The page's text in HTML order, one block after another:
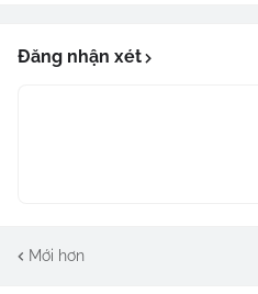
Đăng nhận xét
Mới hơn